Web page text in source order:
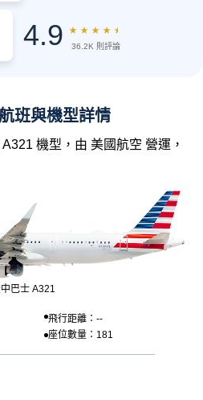
4.9 ★ ★ ★ ★ ★
36.2K 則評論
班與機型詳情
機型，由 美國航空 營運，
巴士 A321
飛行距離：--
座位數量：181